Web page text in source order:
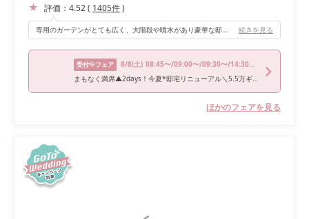
評価： 4.52( 1405件)
専用のガーデンがとても広く、大階段や噴水があり豪華な邸宅のイメージです。挙式と披露宴の空き時間をガーデンでドリンクや軽食と共に過ごしていただけるのでゲストを飽きさせません。 また、デザートブッフェも同じガーデンで行うことができ、見た目の豪華さはもちろんですが、ゲストから「換気の観点からかガーデンで過ごす時間が多く取られていたことに新郎新婦の心配りをすごく感じました」との声を多数いただきました。コロナ対策としても大きな専用ガーデンがついているのは魅力だと思います。 続きを見る
受付中フェア 8/8(土) 08:45〜/09:00〜/09:30〜/14:30〜/15:00〜
まもなく満席▲2days！今夏*邸宅リニューアル＼5.5万ギフト＆150万優待／憧れ大聖堂&4万コース試食＆ドレス試着
ほかのフェアを見る